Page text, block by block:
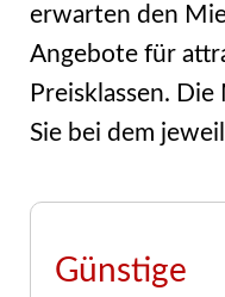
erwarten den
Angebote für
Preisklassen.
Sie bei dem
Günstige